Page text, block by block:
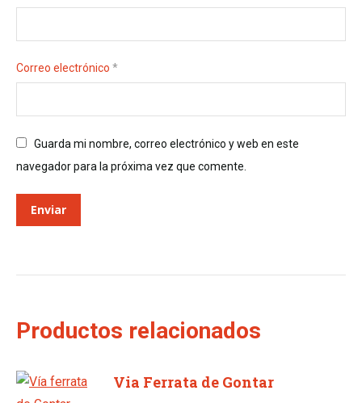
Correo electrónico *
Guarda mi nombre, correo electrónico y web en este
navegador para la próxima vez que comente.
Productos relacionados
Via Ferrata de Gontar